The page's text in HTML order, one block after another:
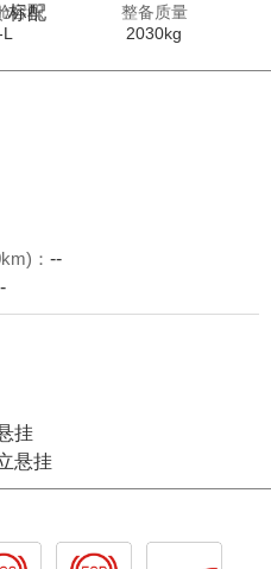
标配
容积
整备质量
2030kg
： --
挂
悬挂